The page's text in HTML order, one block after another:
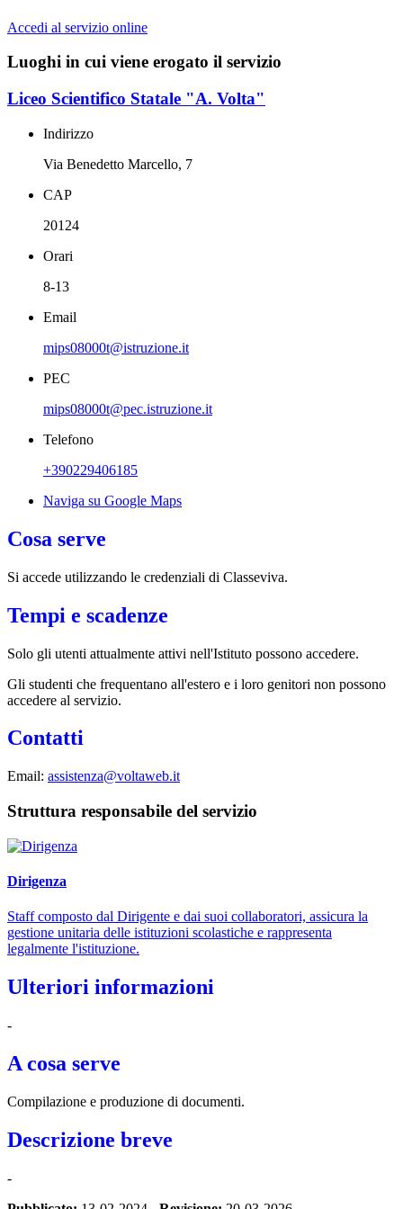
Accedi al servizio online
Luoghi in cui viene erogato il servizio
Liceo Scientifico Statale "A. Volta"
Indirizzo
Via Benedetto Marcello, 7
CAP
20124
Orari
8-13
Email
mips08000t@istruzione.it
PEC
mips08000t@pec.istruzione.it
Telefono
+390229406185
Naviga su Google Maps
Cosa serve
Si accede utilizzando le credenziali di Classeviva.
Tempi e scadenze
Solo gli utenti attualmente attivi nell'Istituto possono accedere.
Gli studenti che frequentano all'estero e i loro genitori non possono
accedere al servizio.
Contatti
Email: assistenza@voltaweb.it
Struttura responsabile del servizio
Dirigenza
Staff composto dal Dirigente e dai suoi collaboratori, assicura la
gestione unitaria delle istituzioni scolastiche e rappresenta
legalmente l'istituzione.
Ulteriori informazioni
-
A cosa serve
Compilazione e produzione di documenti.
Descrizione breve
-